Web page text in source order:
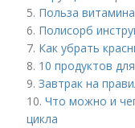
5. Польза
6. Полисорб
7. Как убрать
8. 10 продуктов
9. Завтрак на
10. Что можно и
цикла